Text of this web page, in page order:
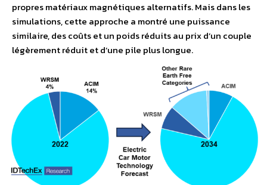
propres matériaux magnétiques alternatifs. Mais dans les
simulations, cette approche a montré une puissance
similaire, des coûts et un poids réduits au prix d’un couple
légèrement réduit et d’une pile plus longue.